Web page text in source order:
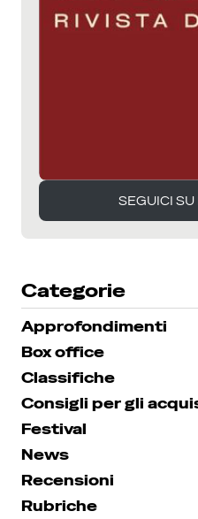
SEGUICI
SEGUICI
Categorie
Approfondimenti
Box office
Classifiche
Consigli per gli
Festival
News
Recensioni
Rubriche